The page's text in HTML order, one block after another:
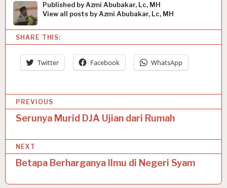
Published by Azmi Abubakar, Lc, MH
View all posts by Azmi Abubakar, Lc, MH
SHARE THIS:
Twitter Facebook WhatsApp
o
s
t
n
PREVIOUS
Serunya Murid DJA Ujian dari Rumah
NEXT
Betapa Berharganya Ilmu di Negeri Syam